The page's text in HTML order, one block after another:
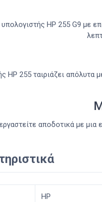
HP 255 G9 με
HP 255 ταιριάζει απόλυτα
αποδοτικά με
HP